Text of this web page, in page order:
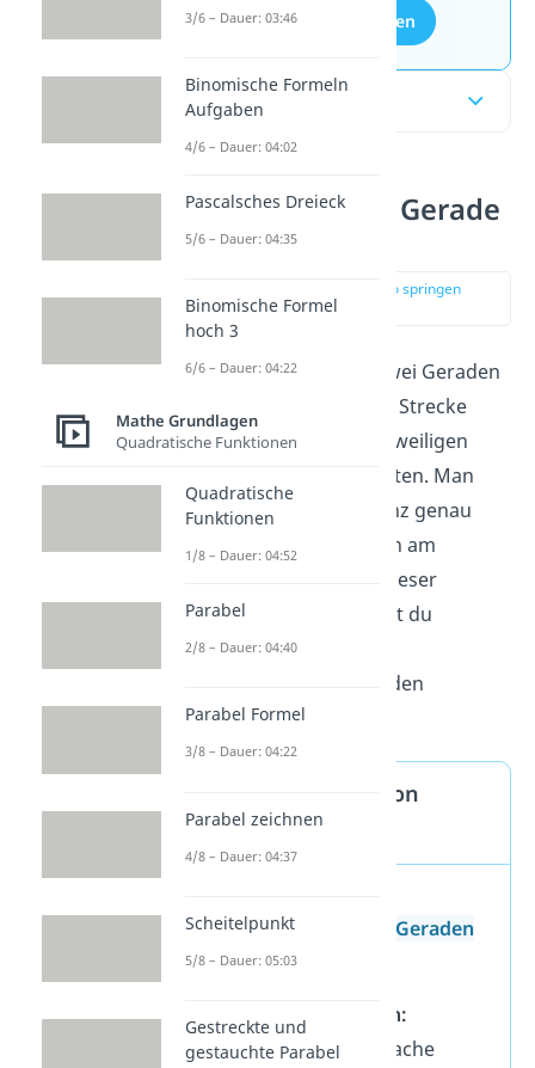
Aufgaben entdecken
Inhaltsübersicht
Abstand Gerade Gerade
einfach erklärt
zur Stelle im Video springen
(00:11)
Der Abstand zwischen zwei Geraden
entspricht der kürzesten Strecke
zwischen zwei auf den jeweiligen
Geraden liegenden Punkten. Man
berechnet also die Distanz genau
dort, wo sich die Geraden am
nächsten kommen. Bei dieser
Abstandsrechnung
musst du
zunächst prüfen, welche
Lagebeziehung die Geraden
aufweisen.
Lagebeziehungen von
Geraden
Lagebeziehungen von Geraden
sind möglich:
identische Geraden:
Vektoren sind Vielfache
3/6 – Dauer: 03:46
Binomische Formeln
Aufgaben
4/6 – Dauer: 04:02
Pascalsches Dreieck
5/6 – Dauer: 04:35
Binomische Formel
hoch 3
6/6 – Dauer: 04:22
Mathe Grundlagen
Quadratische Funktionen
Quadratische
Funktionen
1/8 – Dauer: 04:52
Parabel
2/8 – Dauer: 04:40
Parabel Formel
3/8 – Dauer: 04:22
Parabel zeichnen
4/8 – Dauer: 04:37
Scheitelpunkt
5/8 – Dauer: 05:03
Gestreckte und
gestauchte Parabel